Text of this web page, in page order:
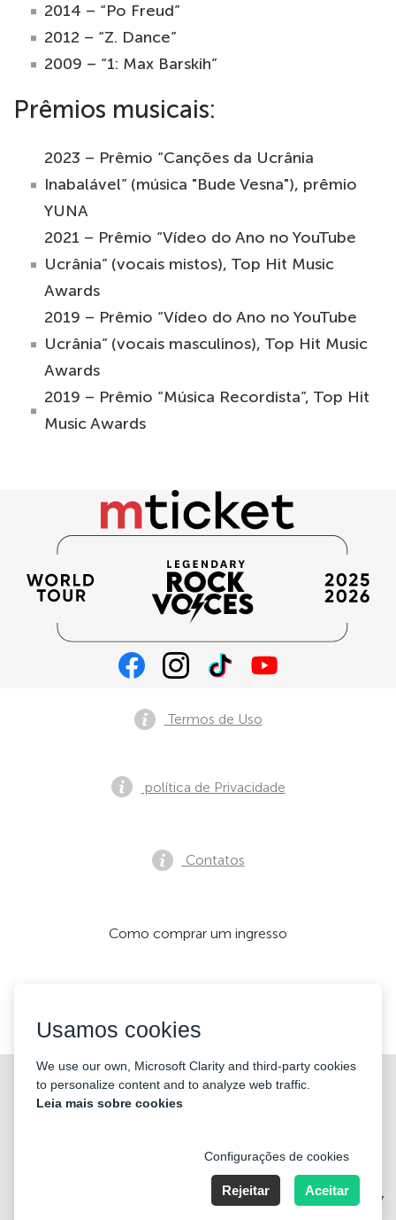
2014 – “Po Freud”
2012 – “Z. Dance”
2009 – “1: Max Barskih”
Prêmios musicais:
2023 – Prêmio “Canções da Ucrânia
Inabalável” (música "Bude Vesna"), prêmio
YUNA
2021 – Prêmio “Vídeo do Ano no YouTube
Ucrânia” (vocais mistos), Top Hit Music
Awards
2019 – Prêmio “Vídeo do Ano no YouTube
Ucrânia” (vocais masculinos), Top Hit Music
Awards
2019 – Prêmio “Música Recordista”, Top Hit
Music Awards
©2026 «KONTRAMARKA OÜ» Todos os direitos reservados
Termos de Uso
política de Privacidade
Contatos
Como comprar um ingresso
Harju maakond, Tallinn, Kesklinna linnaosa, Pärnu mnt 139b, 11317
Usamos cookies
We use our own, Microsoft Clarity and third-party cookies
to personalize content and to analyze web traffic.
Leia mais sobre cookies
Configurações de cookies
Rejeitar Aceitar